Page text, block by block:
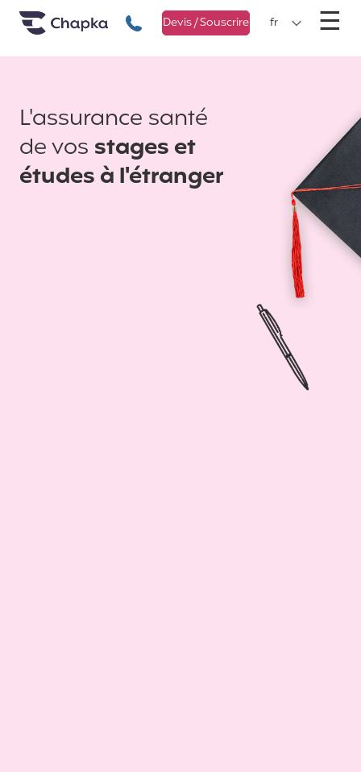
Chapka Assurances Voyages
+33 1 74 85 50 50
Devis / Souscrire fr ☰
L'assurance santé
de vos stages et
études à l'étranger